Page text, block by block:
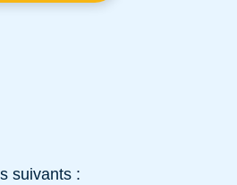
suivants :